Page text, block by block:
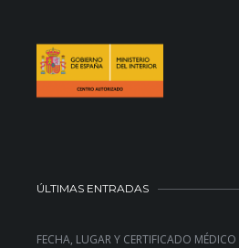
ÚLTIMAS ENTRADAS
FECHA, LUGAR Y CERTIFICADO MÉDICO